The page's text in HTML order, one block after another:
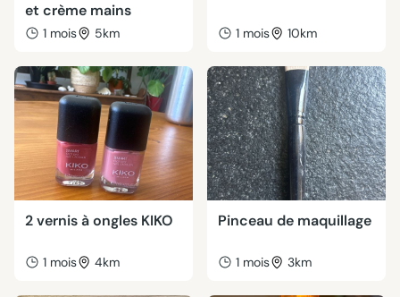
et crème mains
1 mois 5km 1 mois 10km
2 vernis à ongles KIKO
1 mois 4km
Pinceau de maquillage
1 mois 3km